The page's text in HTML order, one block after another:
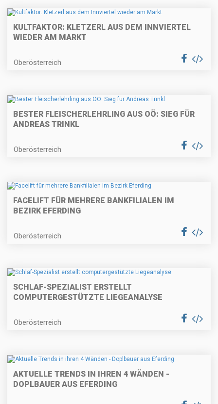
KULTFAKTOR: KLETZERL AUS DEM INNVIERTEL
WIEDER AM MARKT
Oberösterreich
BESTER FLEISCHERLEHRLING AUS OÖ: SIEG FÜR
ANDREAS TRINKL
Oberösterreich
FACELIFT FÜR MEHRERE BANKFILIALEN IM
BEZIRK EFERDING
Oberösterreich
SCHLAF-SPEZIALIST ERSTELLT
COMPUTERGESTÜTZTE LIEGEANALYSE
Oberösterreich
AKTUELLE TRENDS IN IHREN 4 WÄNDEN -
DOPLBAUER AUS EFERDING